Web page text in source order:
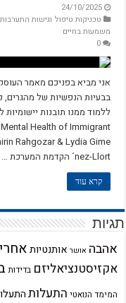
24/10/2025
טכניקות טיפול וגישות התערבות
משמעות בחיים
0
אני מביא בפניכם מאמר
Health of Immigrant
Rahgozar & Lydia Gime
´nez-Llort הקדמת המערכת …
קרא עוד
תגיות
אהבה אושר אותנטיות
אקזיסטנציאליזם בדידות
המימד הנואטי התעלות